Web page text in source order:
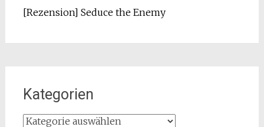
[Rezension] Seduce the Enemy
Kategorien
Kategorien